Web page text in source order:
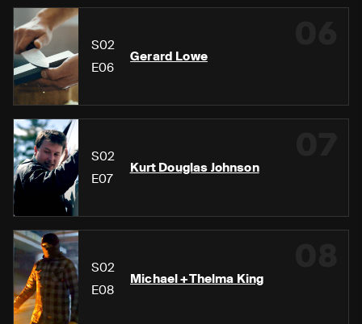
S02
E06
Gerard Lowe
S02
E07
Kurt Douglas Johnson
S02
E08
Michael +Thelma King